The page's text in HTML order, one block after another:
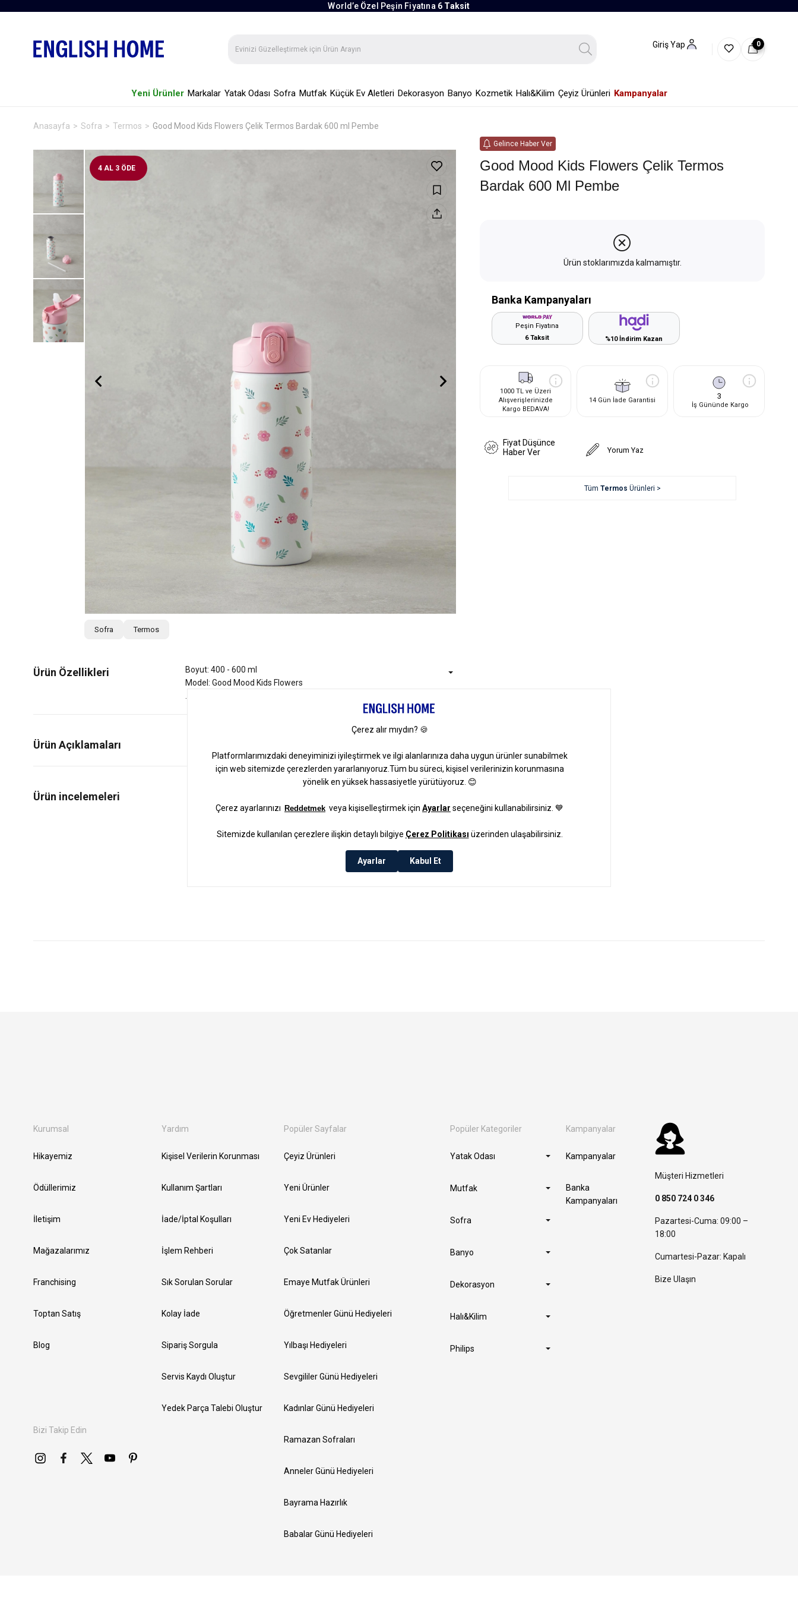
World’e Özel Peşin Fiyatına 6 Taksit
Giriş Yap 0
Yeni Ürünler Markalar Yatak Odası Sofra Mutfak Küçük Ev Aletleri Dekorasyon Banyo Kozmetik Halı&Kilim Çeyiz Ürünleri Kampanyalar
Anasayfa Sofra Termos Good Mood Kids Flowers Çelik Termos Bardak 600 ml Pembe
4 AL 3 ÖDE
Sofra Termos
Ürün Özellikleri
Boyut: 400 - 600 ml
Model: Good Mood Kids Flowers
Ürün Açıklamaları
Gelince Haber Ver
Good Mood Kids Flowers Çelik Termos
Bardak 600 Ml Pembe
Ürün stoklarımızda kalmamıştır.
Banka Kampanyaları
Peşin Fiyatına
6 Taksit
%10 İndirim Kazan
1000 TL ve Üzeri
Alışverişlerinizde
Kargo BEDAVA!
14 Gün İade Garantisi 3
İş Gününde Kargo
Fiyat Düşünce
Haber Ver
Yorum Yaz
Tüm Termos Ürünleri >
Kurumsal
Hikayemiz
Ödüllerimiz
İletişim
Mağazalarımız
Franchising
Toptan Satış
Blog
Bizi Takip Edin
Yardım
Kişisel Verilerin Korunması
Kullanım Şartları
İade/İptal Koşulları
İşlem Rehberi
Sık Sorulan Sorular
Kolay İade
Sipariş Sorgula
Servis Kaydı Oluştur
Yedek Parça Talebi Oluştur
Popüler Sayfalar
Çeyiz Ürünleri
Yeni Ürünler
Yeni Ev Hediyeleri
Çok Satanlar
Emaye Mutfak Ürünleri
Öğretmenler Günü Hediyeleri
Yılbaşı Hediyeleri
Sevgililer Günü Hediyeleri
Kadınlar Günü Hediyeleri
Ramazan Sofraları
Anneler Günü Hediyeleri
Bayrama Hazırlık
Babalar Günü Hediyeleri
Popüler Kategoriler
Yatak Odası
Mutfak
Sofra
Banyo
Dekorasyon
Halı&Kilim
Philips
Kampanyalar
Kampanyalar
Banka
Kampanyaları
Müşteri Hizmetleri
0 850 724 0 346
Pazartesi-Cuma: 09:00 –
18:00
Cumartesi-Pazar: Kapalı
Bize Ulaşın